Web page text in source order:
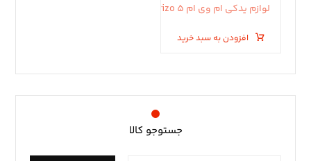
لوازم یدکی ام وی ام arizo 5
افزودن به سبد خرید
جستوجو کالا